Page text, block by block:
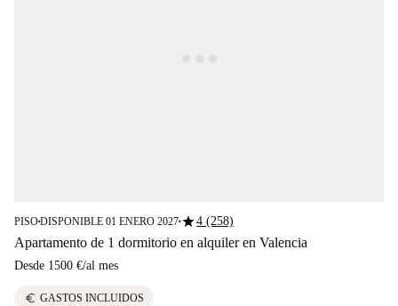
PISO■DISPONIBLE 01 ENERO 2027■star4 (258)
Apartamento de 1 dormitorio en alquiler en Valencia
Desde 1500 €/al mes
euro GASTOS INCLUIDOS